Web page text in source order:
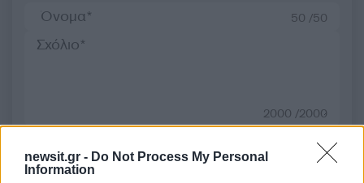
newsit.gr - Do Not Process My Personal
Information
50 /50
2000 /2000